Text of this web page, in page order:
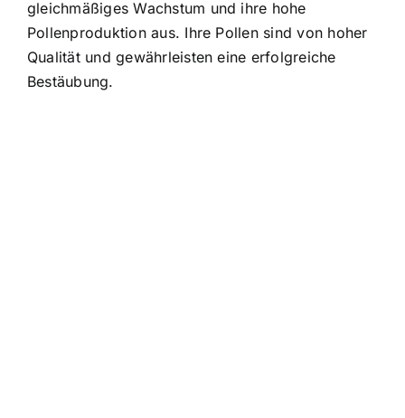
gleichmäßiges Wachstum und ihre hohe
Pollenproduktion aus. Ihre Pollen sind von hoher
Qualität und gewährleisten eine erfolgreiche
Bestäubung.